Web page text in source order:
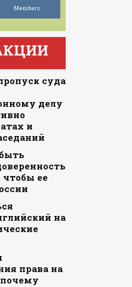
Members
суда
делу
и
чтобы ее
на
права на
почему